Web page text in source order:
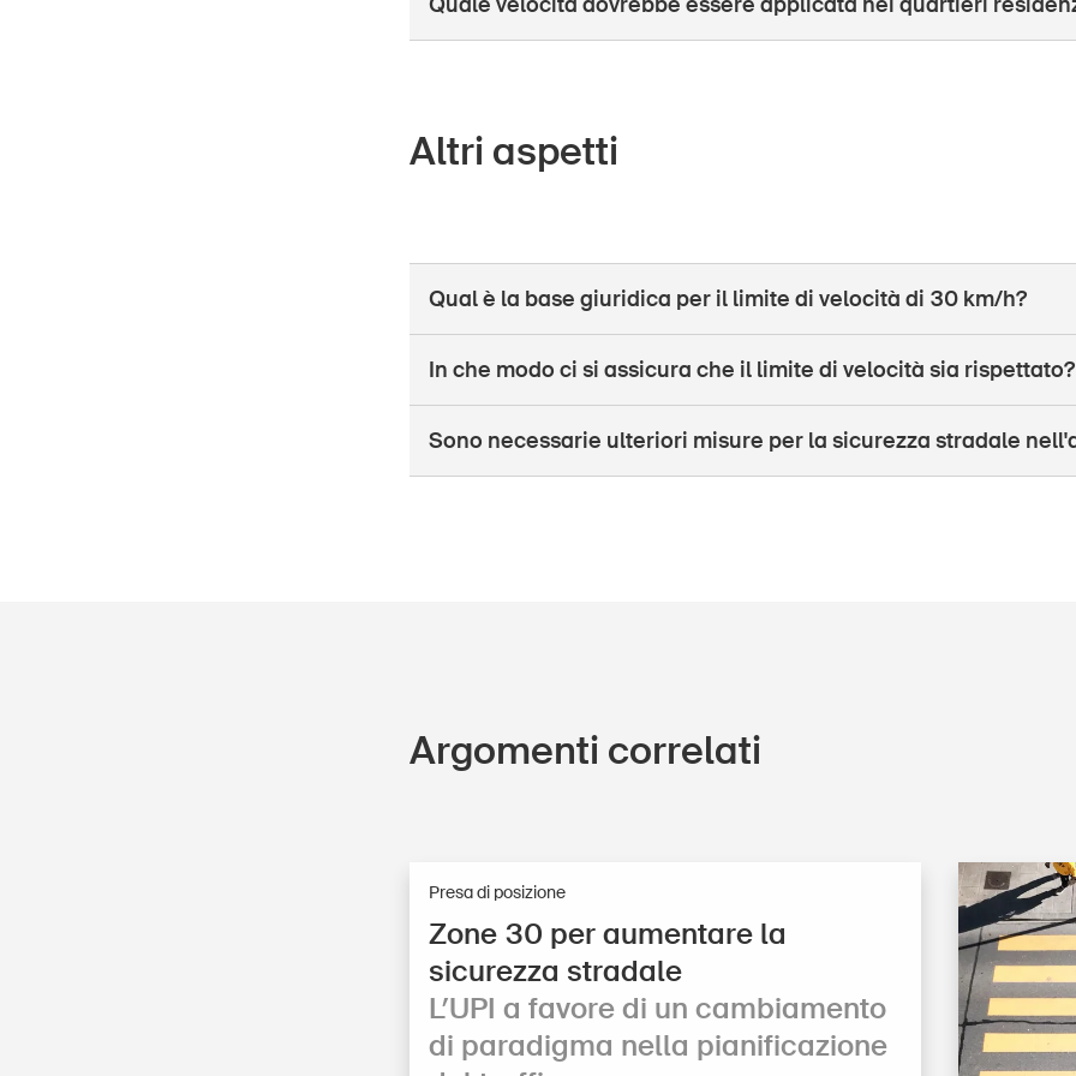
Altri aspetti
Qual è la base giuridica per il limite di velocità di 30 km/h?
In che modo ci si assicura che il limite di velocità sia rispettato?
Sono necessarie ulteriori misure per la sicurezza stradale
Argomenti correlati
Zone 30 per aumentare la
sicurezza stradale
L’UPI a favore di un cambiamento
di paradigma nella pi­a­ni­fi­ca­zio­ne
Presa di posizione